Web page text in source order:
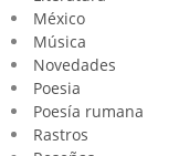
México
Música
Novedades
Poesia
Poesía rumana
Rastros